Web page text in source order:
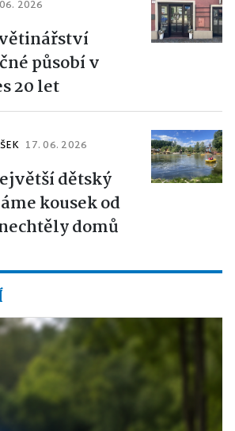
2026
působí v
20 let
17. 06. 2026
dětský
kousek od
domů